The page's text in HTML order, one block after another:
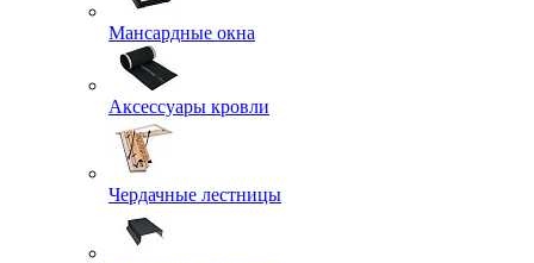
Мансардные окна
Аксессуары кровли
Чердачные лестницы